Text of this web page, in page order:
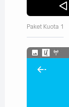
Paket Kuota 1